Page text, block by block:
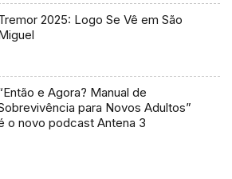
2025: Logo Se Vê em São
e Agora? Manual de
para Novos Adultos”
o novo podcast Antena 3